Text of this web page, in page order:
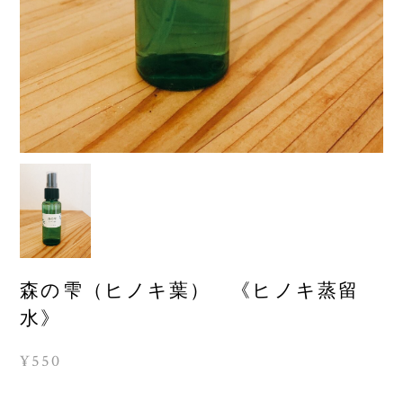
森の雫（ヒノキ葉） 《ヒノキ蒸留
水》
¥550